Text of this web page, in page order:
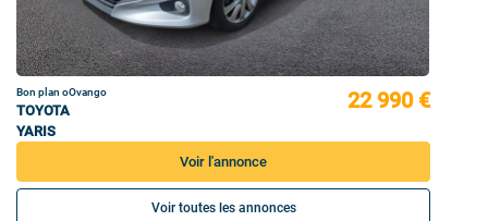
Bon plan oOvango
TOYOTA
YARIS
22 990 €
Voir l'annonce
Voir toutes les annonces